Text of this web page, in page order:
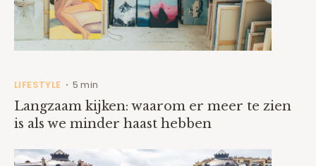
LIFESTYLE • 5 min
Langzaam kijken: waarom er meer te zien
is als we minder haast hebben